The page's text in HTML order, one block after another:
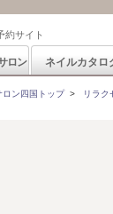
約サイト
ロン ネイルカタロ
ロン四国トップ> リラク